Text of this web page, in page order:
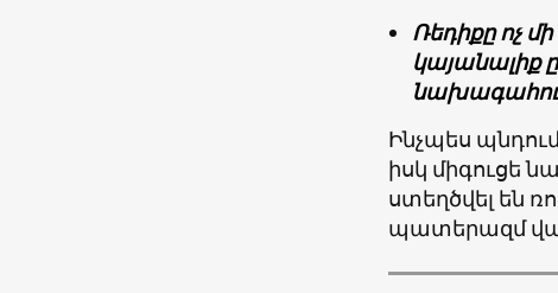
Ռեդիքը ոչ
կայանալիք
Ինչպես
իսկ միգուցե
ստեղծվել են
պատերազմ